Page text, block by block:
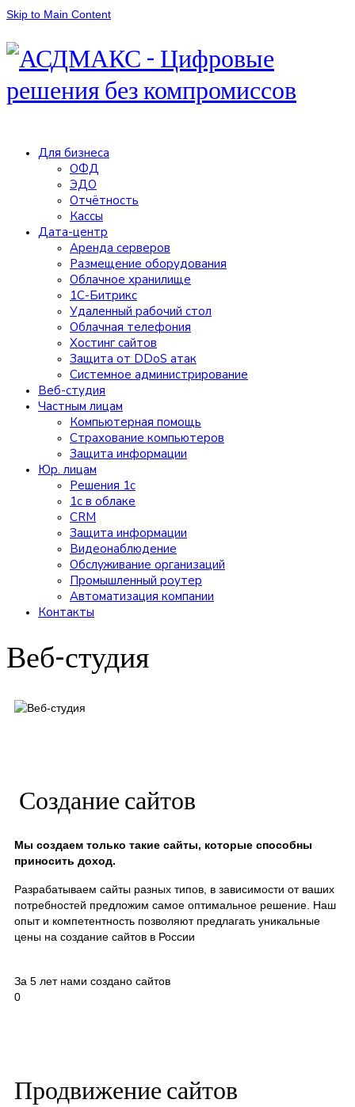
Skip to Main Content
Для бизнеса
ОФД
ЭДО
Отчётность
Кассы
Дата-центр
Аренда серверов
Размещение оборудования
Облачное хранилище
1С-Битрикс
Удаленный рабочий стол
Облачная телефония
Хостинг сайтов
Защита от DDoS атак
Системное администрирование
Веб-студия
Частным лицам
Компьютерная помощь
Страхование компьютеров
Защита информации
Юр. лицам
Решения 1с
1c в облаке
CRM
Защита информации
Видеонаблюдение
Обслуживание организаций
Промышленный роутер
Автоматизация компании
Контакты
Веб-студия
Создание сайтов
Мы создаем только такие сайты, которые способны
приносить доход.
Разрабатываем сайты разных типов, в зависимости от ваших
потребностей предложим самое оптимальное решение. Наш
опыт и компетентность позволяют предлагать уникальные
цены на создание сайтов в России
За 5 лет нами создано сайтов
0
Продвижение сайтов